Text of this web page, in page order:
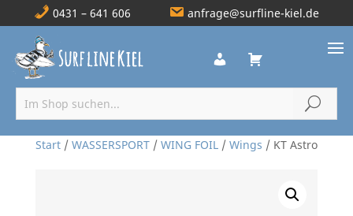
0431 – 641 606 anfrage@surfline-kiel.de
Start/ WASSERSPORT/ WING FOIL/ Wings / KT Astro